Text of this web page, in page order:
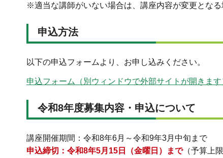
※適当な講師がいない場合は、講座内容が変更となる
申込方法
以下の申込フォームより、お申し込みください。
申込フォーム（別ウィンドウで外部サイトが開きます
令和8年度募集内容・申込について
講座開催期間：令和8年6月～令和9年3月中旬まで
申込締切：令和8年5月15日（金曜日）まで（予算上